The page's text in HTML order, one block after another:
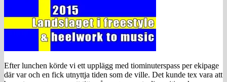
Efter lunchen körde vi ett upplägg med tiominuterspass per ekipage
där var och en fick utnyttja tiden som de ville. Det kunde tex vara att